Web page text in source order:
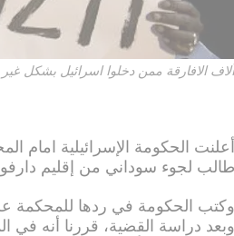
آلاف الافارقة ممن دخلوا اسرائيل بشكل غير شرعي
طالب لجوء سوداني من إقليم
وكتب الحكومة في ردها للمحكمة